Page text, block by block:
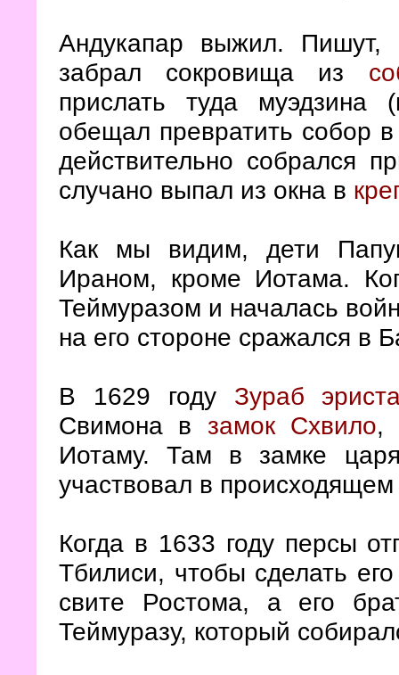
Андукапар выжил.
забрал сокровища из
прислать туда муэдзина
обещал превратить собор
действительно собрался
случано выпал из окна в
Как мы видим, дети
Ираном, кроме Иотама.
Теймуразом и началась
на его стороне сражался в
В 1629 году Зураб
Свимона в замок Схвило,
Иотаму. Там в замке
участвовал в
Когда в 1633 году персы
Тбилиси, чтобы сделать
свите Ростома, а его
Теймуразу, который